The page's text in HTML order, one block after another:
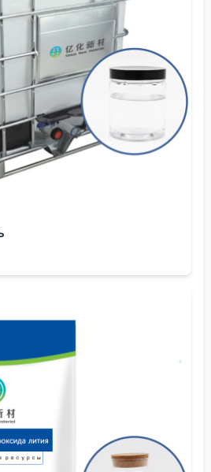
разных лабораториях мира, а
применения
диметилацетамидможно
хранением. Материал
хранить его в
часто открывать бочку,
А вода в ДМАА — это не
но и изменение
Для процессов, где
контейнеров с
таре в сухом складе.
готовой
15%. Мелочей в химии
не бывает.
момент — работа с
значительной
гепатотоксичностью.